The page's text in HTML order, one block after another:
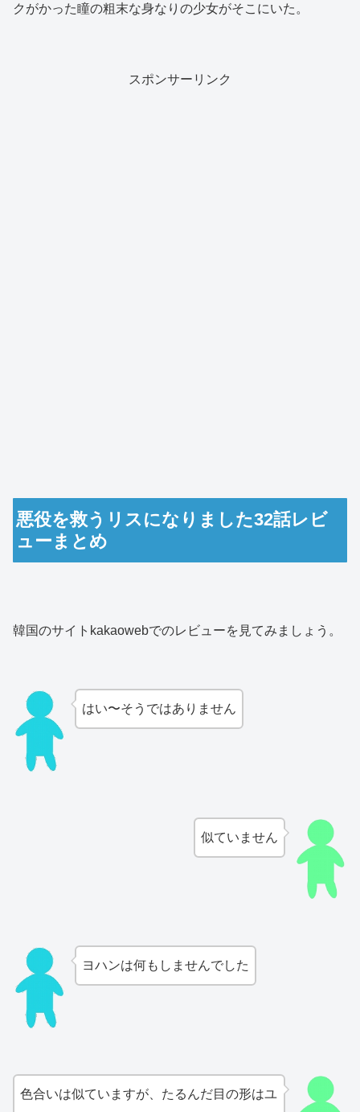
クがかった瞳の粗末な身なりの少女がそこにいた。
スポンサーリンク
悪役を救うリスになりました32話レビ
ューまとめ
韓国のサイトkakaowebでのレビューを見てみましょう。
はい〜そうではありません
似ていません
ヨハンは何もしませんでした
色合いは似ていますが、たるんだ目の形はユ